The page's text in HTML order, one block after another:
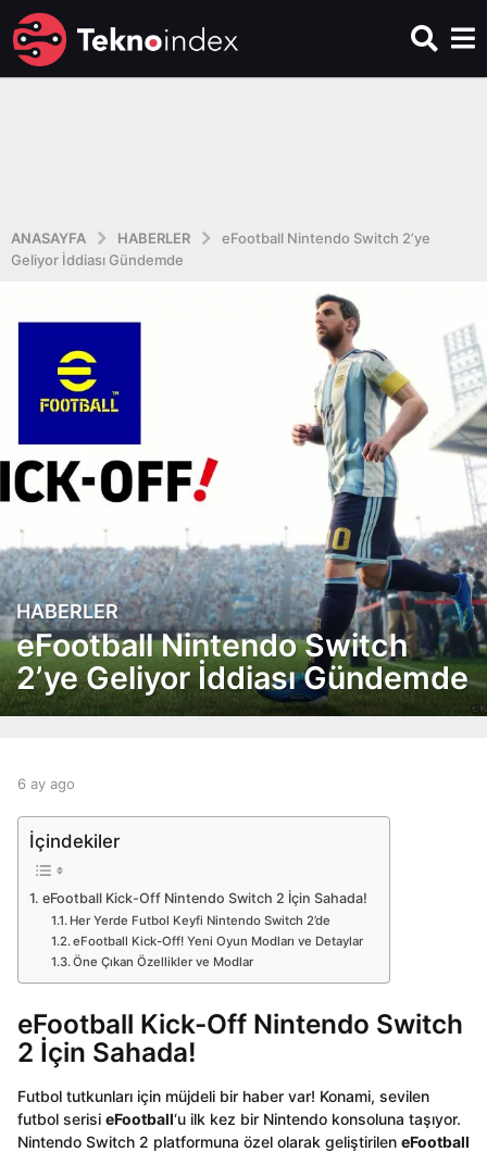
ANASAYFA HABERLER
eFootball Nintendo Switch 2’ye
Geliyor İddiası Gündemde
6
a
y
a
g
y
a
HABERLER
eFootball Nintendo Switch
2’ye Geliyor İddiası Gündemde
b
a
6 ay ago
a
İçindekiler
eFootball Kick-Off Nintendo Switch 2 İçin Sahada!
Her Yerde Futbol Keyfi Nintendo Switch 2’de
eFootball Kick-Off! Yeni Oyun Modları ve Detaylar
Öne Çıkan Özellikler ve Modlar
eFootball Kick-Off Nintendo Switch
2 İçin Sahada!
Futbol tutkunları için müjdeli bir haber var! Konami, sevilen
futbol serisi eFootball‘u ilk kez bir Nintendo konsoluna taşıyor.
Nintendo Switch 2 platformuna özel olarak geliştirilen eFootball